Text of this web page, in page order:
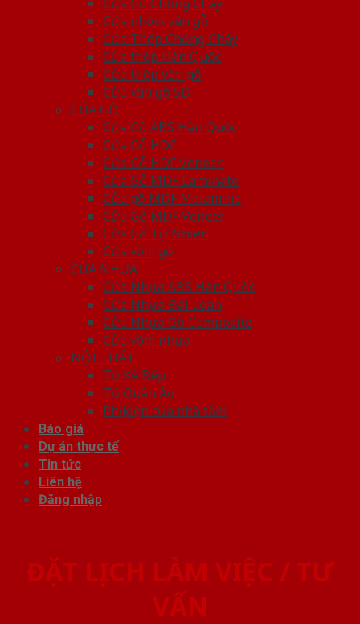
Cửa nhôm vân gỗ
Cửa Thép Chống Cháy
Cửa thép Hàn Quốc
Cửa thép vân gỗ
Cửa vân gỗ 5D
CỬA GỖ
Cửa Gỗ ABS Hàn Quốc
Cửa Gỗ HDF
Cửa Gỗ HDF Veneer
Cửa Gỗ MDF Laminate
Cửa gỗ MDF Melamine
Cửa Gỗ MDF Veneer
Cửa Gỗ Tự Nhiên
Cửa vòm gỗ
CỬA NHỰA
Cửa Nhựa ABS Hàn Quốc
Cửa Nhựa Đài Loan
Cửa Nhựa Gỗ Composite
Cửa vòm nhựa
NỘI THẤT
Tủ Kệ Bếp
Tủ Quần Áo
Phụ kiện cửa nhà tắm
Báo giá
Dự án thực tế
Tin tức
Liên hệ
Đăng nhập
ĐẶT LỊCH LÀM VIỆC / TƯ
VẤN